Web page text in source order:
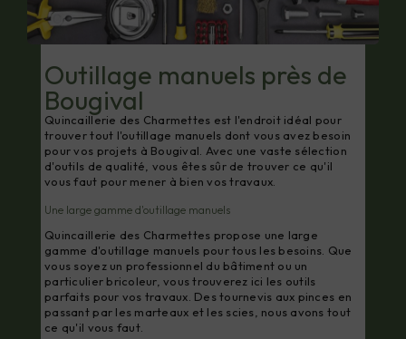
Outillage manuels près de
Bougival
Quincaillerie des Charmettes est l'endroit idéal pour
trouver tout l'outillage manuels dont vous avez besoin
pour vos projets à Bougival. Avec une vaste sélection
d'outils de qualité, vous êtes sûr de trouver ce qu'il
vous faut pour mener à bien vos travaux.
Une large gamme d'outillage manuels
Quincaillerie des Charmettes propose une large
gamme d'outillage manuels pour tous les besoins. Que
vous soyez un professionnel du bâtiment ou un
particulier bricoleur, vous trouverez ici les outils
parfaits pour vos travaux. Des tournevis aux pinces en
passant par les marteaux et les scies, nous avons tout
ce qu'il vous faut.